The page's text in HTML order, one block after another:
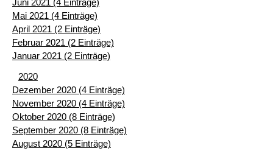
Juni 2021 (4 Einträge)
Mai 2021 (4 Einträge)
April 2021 (2 Einträge)
Februar 2021 (2 Einträge)
Januar 2021 (2 Einträge)
2020
Dezember 2020 (4 Einträge)
November 2020 (4 Einträge)
Oktober 2020 (8 Einträge)
September 2020 (8 Einträge)
August 2020 (5 Einträge)